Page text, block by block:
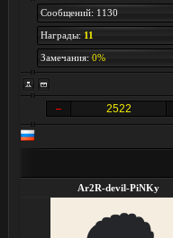
Сообщений: 1130
Награды: 11
Замечания: 0%
2522
Ar2R-devil-PiNKy